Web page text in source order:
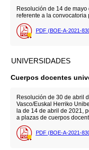
Resolución de 14 de mayo
referente a la convocatoria
PDF (BOE-A-2021-
UNIVERSIDADES
Cuerpos docentes
Resolución de 30 de abril
Vasco/Euskal Herriko
la de 14 de abril de 2021,
a plazas de cuerpos
PDF (BOE-A-2021-